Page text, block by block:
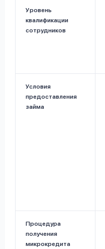
Уровень
квалификации
сотрудников
Условия
предоставления
займа
Процедура
получения
микрокредита